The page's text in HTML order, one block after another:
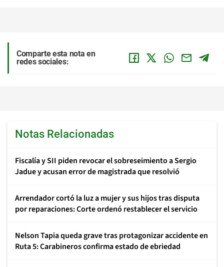
Comparte esta nota en
redes sociales:
Notas Relacionadas
Fiscalía y SII piden revocar el sobreseimiento a Sergio
Jadue y acusan error de magistrada que resolvió
Arrendador cortó la luz a mujer y sus hijos tras disputa
por reparaciones: Corte ordenó restablecer el servicio
Nelson Tapia queda grave tras protagonizar accidente en
Ruta 5: Carabineros confirma estado de ebriedad